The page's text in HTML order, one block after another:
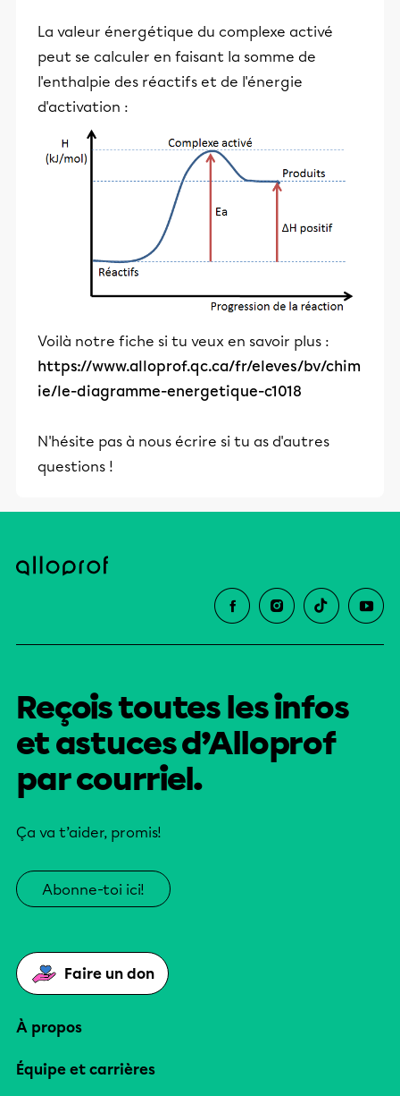
La valeur énergétique du complexe activé
peut se calculer en faisant la somme de
l'enthalpie des réactifs et de l'énergie
d'activation :
Voilà notre fiche si tu veux en savoir plus :
https://www.alloprof.qc.ca/fr/eleves/bv/chim
ie/le-diagramme-energetique-c1018
N'hésite pas à nous écrire si tu as d'autres
questions !
Reçois toutes les infos
et astuces d’Alloprof
par courriel.
Ça va t’aider, promis!
Abonne-toi ici!
Faire un don
À propos
Équipe et carrières